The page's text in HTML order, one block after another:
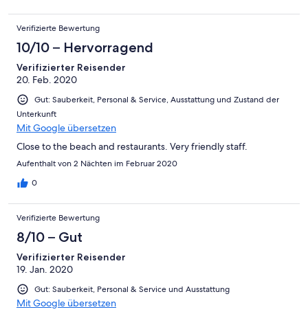
Verifizierte Bewertung
10/10 – Hervorragend
Verifizierter Reisender
20. Feb. 2020
Gut: Sauberkeit, Personal & Service, Ausstattung und Zustand der
Unterkunft
Mit Google übersetzen
Close to the beach and restaurants. Very friendly staff.
Aufenthalt von 2 Nächten im Februar 2020
0
Verifizierte Bewertung
8/10 – Gut
Verifizierter Reisender
19. Jan. 2020
Gut: Sauberkeit, Personal & Service und Ausstattung
Mit Google übersetzen